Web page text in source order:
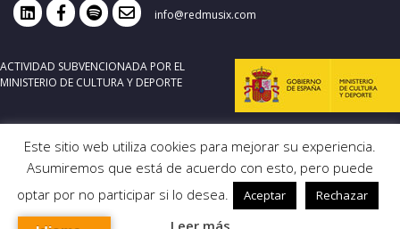
info@redmusix.com
ACTIVIDAD SUBVENCIONADA POR EL
MINISTERIO DE CULTURA Y DEPORTE
Este sitio web utiliza cookies para mejorar su experiencia.
Asumiremos que está de acuerdo con esto, pero puede
optar por no participar si lo desea.
Aceptar Rechazar
Leer más